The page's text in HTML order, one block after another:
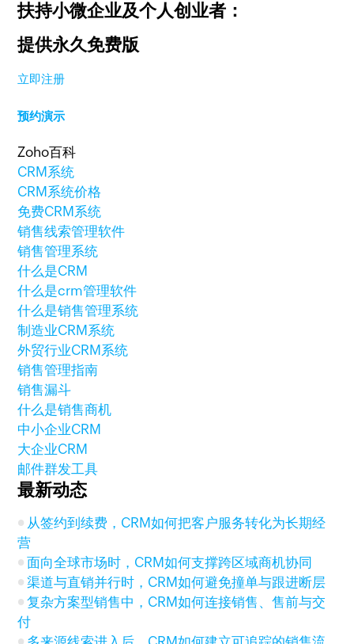
扶持小微企业及个人创业者：
提供永久免费版
立即注册
预约演示
Zoho百科
CRM系统
CRM系统价格
免费CRM系统
销售线索管理软件
销售管理系统
什么是CRM
什么是crm管理软件
什么是销售管理系统
制造业CRM系统
外贸行业CRM系统
销售管理指南
销售漏斗
什么是销售商机
中小企业CRM
大企业CRM
邮件群发工具
最新动态
从签约到续费，CRM如何把客户服务转化为长期经
营
面向全球市场时，CRM如何支撑跨区域商机协同
渠道与直销并行时，CRM如何避免撞单与跟进断层
复杂方案型销售中，CRM如何连接销售、售前与交
付